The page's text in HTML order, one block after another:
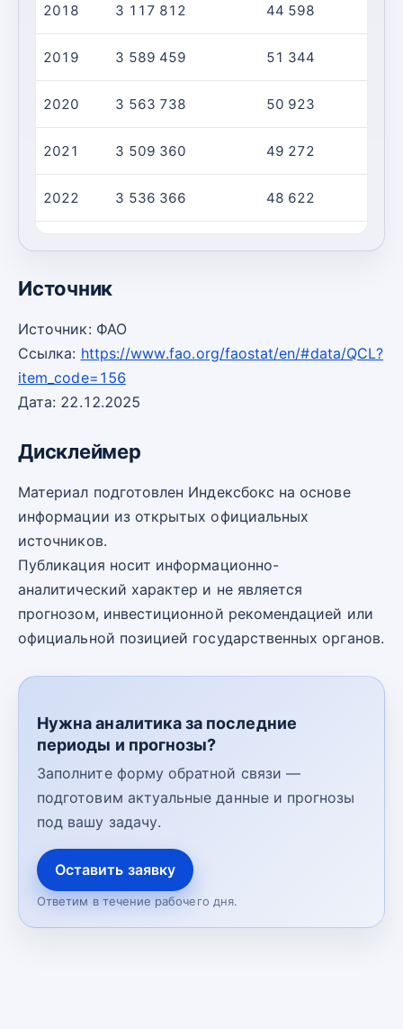
2018 3 117 812 44 598
2019 3 589 459 51 344
2020 3 563 738 50 923
2021 3 509 360 49 272
2022 3 536 366 48 622
Источник
Источник: ФАО
Ссылка: https://www.fao.org/faostat/en/#data/QCL?
item_code=156
Дата: 22.12.2025
Дисклеймер
Материал подготовлен Индексбокс на основе
информации из открытых официальных
источников.
Публикация носит информационно-
аналитический характер и не является
прогнозом, инвестиционной рекомендацией или
официальной позицией государственных органов.
Нужна аналитика за последние
периоды и прогнозы?
Заполните форму обратной связи —
подготовим актуальные данные и прогнозы
под вашу задачу.
Оставить заявку
Ответим в течение рабочего дня.